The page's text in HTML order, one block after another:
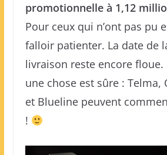
promotionnelle à 1,12
Pour ceux qui n’ont pas pu
falloir patienter. La date de
livraison reste encore floue.
une chose est sûre : Telma,
et Blueline peuvent
!